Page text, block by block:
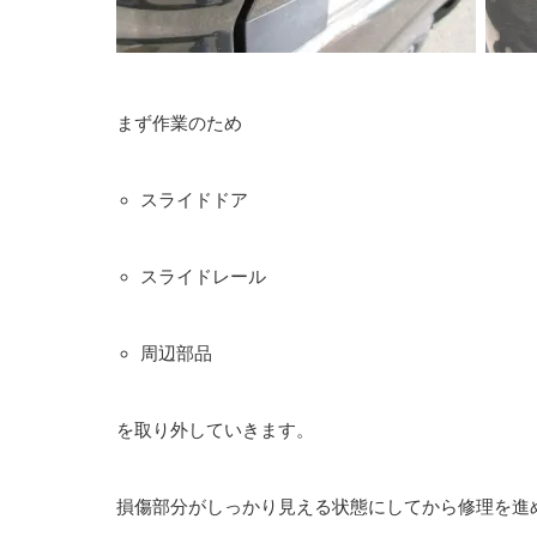
まず作業のため
スライドドア
スライドレール
周辺部品
を取り外していきます。
損傷部分がしっかり見える状態にしてから修理を進